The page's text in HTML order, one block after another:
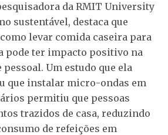
da RMIT University
sustentável, destaca que
levar comida caseira para
pode ter impacto positivo na
pessoal. Um estudo que ela
que instalar micro-ondas em
permitiu que pessoas
trazidos de casa, reduzindo
de refeições em